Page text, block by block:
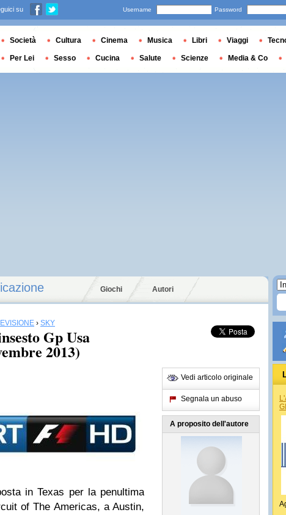
Giochi Autori
› SKY
Gp Usa
2013)
in Texas per la penultima
of The Americas, a Austin,
Vedi articolo originale
Segnala un abuso
A proposito dell'autore
su Username Password
Società Cultura Cinema Musica Libri Viaggi
Per Lei Sesso Cucina Salute Scienze Media & Co